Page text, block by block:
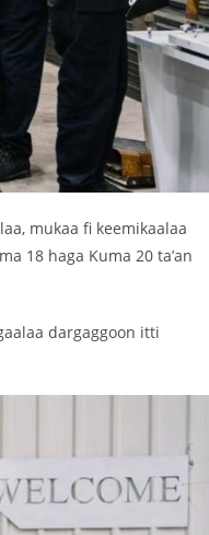
mukaa fi keemikaalaa
18 haga Kuma 20 ta’an
dargaggoon itti